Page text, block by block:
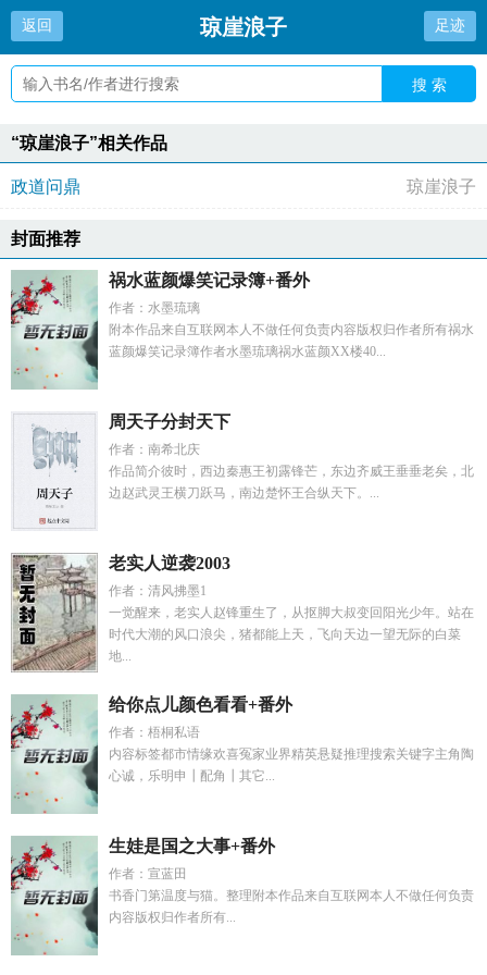
返回 琼崖浪子 足迹
搜 索
“琼崖浪子”相关作品
政道问鼎 琼崖浪子
封面推荐
祸水蓝颜爆笑记录簿+番外
作者：水墨琉璃
附本作品来自互联网本人不做任何负责内容版权归作者所有祸水
蓝颜爆笑记录簿作者水墨琉璃祸水蓝颜XX楼40...
周天子分封天下
作者：南希北庆
作品简介彼时，西边秦惠王初露锋芒，东边齐威王垂垂老矣，北
边赵武灵王横刀跃马，南边楚怀王合纵天下。...
老实人逆袭2003
作者：清风拂墨1
一觉醒来，老实人赵锋重生了，从抠脚大叔变回阳光少年。站在
时代大潮的风口浪尖，猪都能上天，飞向天边一望无际的白菜
地...
给你点儿颜色看看+番外
作者：梧桐私语
内容标签都市情缘欢喜冤家业界精英悬疑推理搜索关键字主角陶
心诚，乐明申┃配角┃其它...
生娃是国之大事+番外
作者：宣蓝田
书香门第温度与猫。整理附本作品来自互联网本人不做任何负责
内容版权归作者所有...